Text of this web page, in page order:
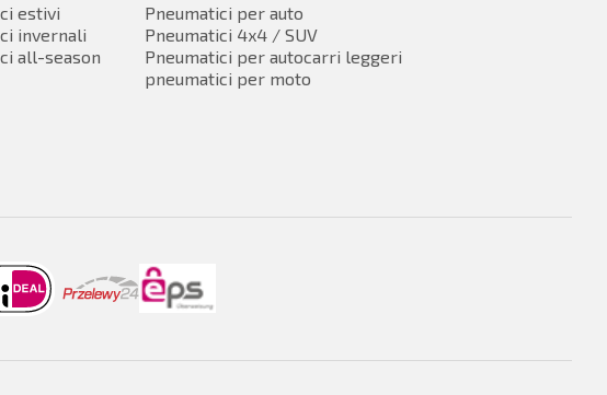
estivi
invernali
all-season
Pneumatici per auto
Pneumatici 4x4 / SUV
Pneumatici per autocarri leggeri
pneumatici per moto